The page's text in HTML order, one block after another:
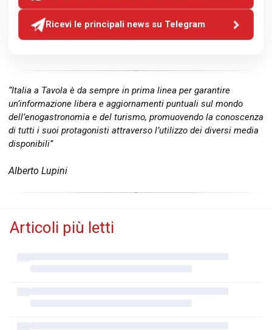
Ricevi le principali news su Telegram
“Italia a Tavola è da sempre in prima linea per garantire
un’informazione libera e aggiornamenti puntuali sul mondo
dell’enogastronomia e del turismo, promuovendo la conoscenza
di tutti i suoi protagonisti attraverso l’utilizzo dei diversi media
disponibili”
Alberto Lupini
Articoli più letti